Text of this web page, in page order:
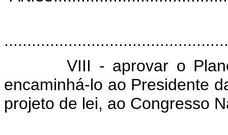
VIII - aprovar o Plano
encaminhá-lo ao Presidente
projeto de lei, ao Congresso